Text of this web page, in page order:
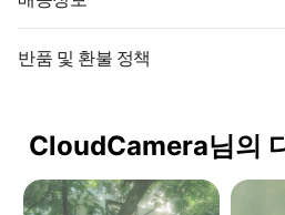
반품 및 환불 정책
CloudCamera님의